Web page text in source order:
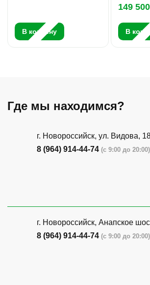
В корзину
149 500
В
Где мы находимся?
г. Новороссийск, ул. Видова,
8 (964) 914-44-74 (с 9:00 до 20:00)
г. Новороссийск, Анапское
8 (964) 914-44-74 (с 9:00 до 20:00)